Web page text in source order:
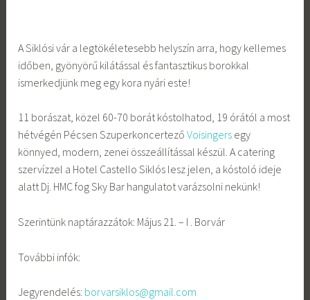
A Siklósi vár a legtökéletesebb helyszín arra, hogy kellemes
időben, gyönyörű kilátással és fantasztikus borokkal
ismerkedjünk meg egy kora nyári este!
11 borászat, közel 60-70 borát kóstolhatod, 19 órától a most
hétvégén Pécsen SzuperkoncertezőVoisingers egy
könnyed, modern, zenei összeállítással készül. A catering
szervízzel a Hotel Castello Siklós lesz jelen, a kóstoló ideje
alatt Dj. HMC fog Sky Bar hangulatot varázsolni nekünk!
Szerintünk naptárazzátok: Május 21. – I . Borvár
További infók:
Jegyrendelés: borvarsiklos@gmail.com